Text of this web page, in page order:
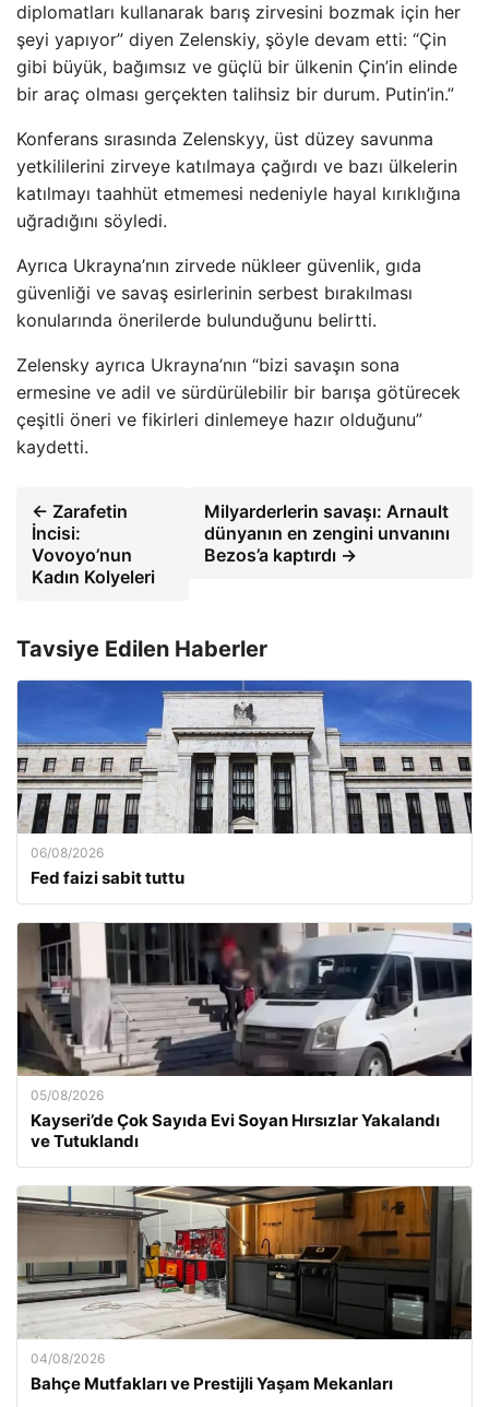
diplomatları kullanarak barış zirvesini bozmak için her
şeyi yapıyor” diyen Zelenskiy, şöyle devam etti: “Çin
gibi büyük, bağımsız ve güçlü bir ülkenin Çin’in elinde
bir araç olması gerçekten talihsiz bir durum. Putin’in.”
Konferans sırasında Zelenskyy, üst düzey savunma
yetkililerini zirveye katılmaya çağırdı ve bazı ülkelerin
katılmayı taahhüt etmemesi nedeniyle hayal kırıklığına
uğradığını söyledi.
Ayrıca Ukrayna’nın zirvede nükleer güvenlik, gıda
güvenliği ve savaş esirlerinin serbest bırakılması
konularında önerilerde bulunduğunu belirtti.
Zelensky ayrıca Ukrayna’nın “bizi savaşın sona
ermesine ve adil ve sürdürülebilir bir barışa götürecek
çeşitli öneri ve fikirleri dinlemeye hazır olduğunu”
kaydetti.
← Zarafetin
İncisi:
Vovoyo’nun
Kadın Kolyeleri
Milyarderlerin savaşı: Arnault
dünyanın en zengini unvanını
Bezos’a kaptırdı →
Tavsiye Edilen Haberler
06/08/2026
Fed faizi sabit tuttu
05/08/2026
Kayseri’de Çok Sayıda Evi Soyan Hırsızlar Yakalandı
ve Tutuklandı
04/08/2026
Bahçe Mutfakları ve Prestijli Yaşam Mekanları